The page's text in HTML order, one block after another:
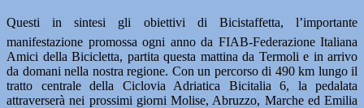
Questi in sintesi gli obiettivi di Bicistaffetta, l’importante
manifestazione promossa ogni anno da FIAB-Federazione Italiana
Amici della Bicicletta, partita questa mattina da Termoli e in arrivo
da domani nella nostra regione. Con un percorso di 490 km lungo il
tratto centrale della Ciclovia Adriatica Bicitalia 6, la pedalata
attraverserà nei prossimi giorni Molise, Abruzzo, Marche ed Emilia